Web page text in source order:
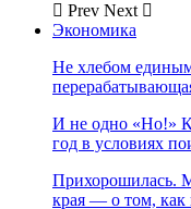
Prev Next
Экономика
Не хлебом
И не одно «Но!»
год в условиях
Прихорошилась.
края — о том,